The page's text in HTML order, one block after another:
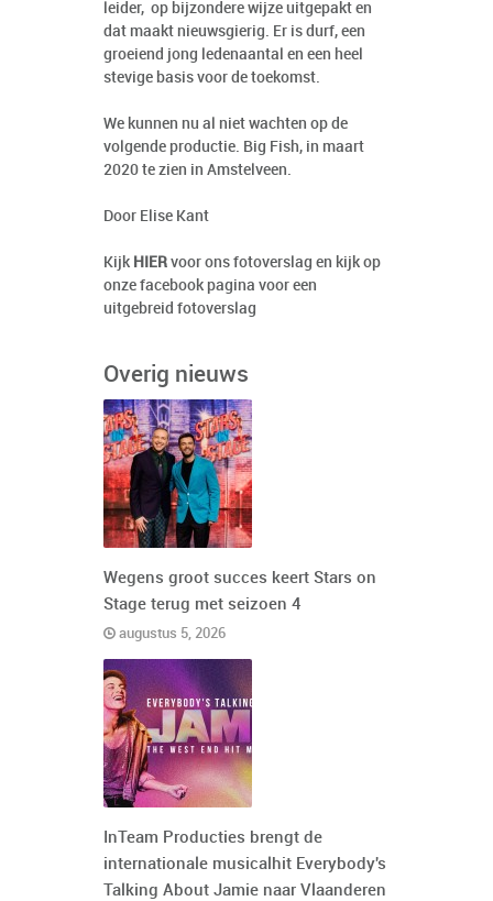
leider, op bijzondere wijze uitgepakt en
dat maakt nieuwsgierig. Er is durf, een
groeiend jong ledenaantal en een heel
stevige basis voor de toekomst.
We kunnen nu al niet wachten op de
volgende productie. Big Fish, in maart
2020 te zien in Amstelveen.
Door Elise Kant
Kijk HIER voor ons fotoverslag en kijk op
onze facebook pagina voor een
uitgebreid fotoverslag
Overig nieuws
Wegens groot succes keert Stars on
Stage terug met seizoen 4
augustus 5, 2026
InTeam Producties brengt de
internationale musicalhit Everybody's
Talking About Jamie naar Vlaanderen